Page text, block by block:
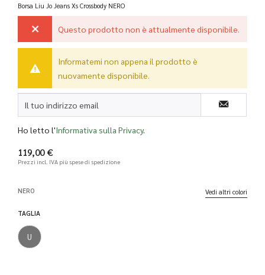
Borsa Liu Jo Jeans Xs Crossbody NERO
Questo prodotto non è attualmente disponibile.
Informatemi non appena il prodotto è
nuovamente disponibile.
Ho letto l'Informativa sulla Privacy.
119,00 €
Prezzi incl. IVA più spese di spedizione
NERO Vedi altri colori
TAGLIA
U